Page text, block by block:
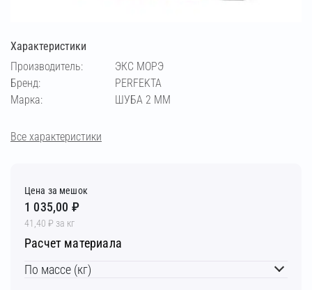
Характеристики
Производитель:
ЭКС МОРЭ
Бренд:
PERFEKTA
Марка:
ШУБА 2 ММ
Все характеристики
Цена за мешок
1 035,00 ₽
41,40 ₽ за кг
Расчет материала
По массе (кг)